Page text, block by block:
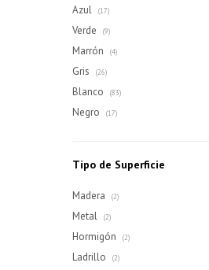
Azul (17)
Verde (9)
Marrón (4)
Gris (26)
Blanco (83)
Negro (17)
Tipo de Superficie
Madera (2)
Metal (2)
Hormigón (2)
Ladrillo (2)